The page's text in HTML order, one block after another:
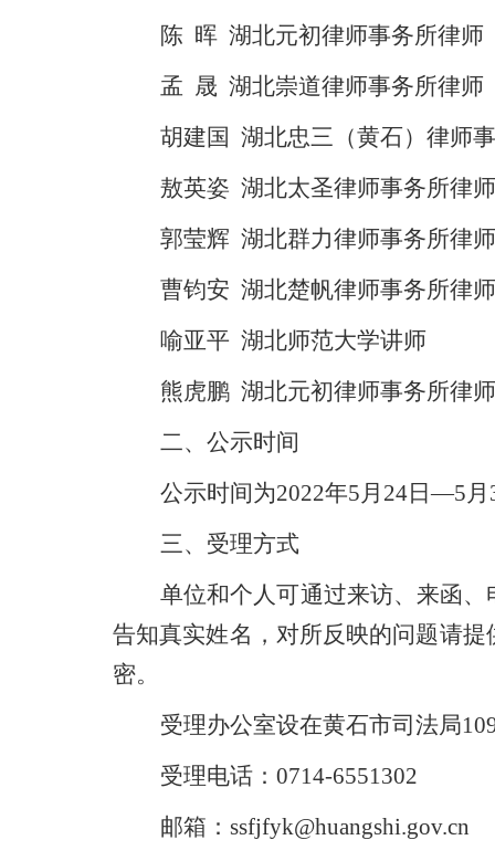
陈 晖 湖北元初律师事务所律师
孟 晟 湖北崇道律师事务所律师
胡建国 湖北忠三（黄石）律师
敖英姿 湖北太圣律师事务所律师
郭莹辉 湖北群力律师事务所律师
曹钧安 湖北楚帆律师事务所律师
喻亚平 湖北师范大学讲师
熊虎鹏 湖北元初律师事务所律师
二、公示时间
公示时间为2022年5月 24日—5月
三、受理方式
单位和个人可通过来访、来函
告知真实姓名，对所反映的问题请
密。
受理办公室设在黄石市司法局
受理电话： 0714-6551302
邮箱：ssfjfyk@huangshi.gov.cn